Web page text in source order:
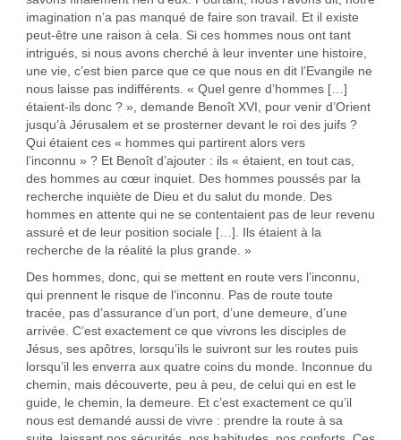
imagination n’a pas manqué de faire son travail. Et il existe
peut-être une raison à cela. Si ces hommes nous ont tant
intrigués, si nous avons cherché à leur inventer une histoire,
une vie, c’est bien parce que ce que nous en dit l’Evangile ne
nous laisse pas indifférents. « Quel genre d’hommes […]
étaient-ils donc ? », demande Benoît XVI, pour venir d’Orient
jusqu’à Jérusalem et se prosterner devant le roi des juifs ?
Qui étaient ces « hommes qui partirent alors vers
l’inconnu » ? Et Benoît d’ajouter : ils « étaient, en tout cas,
des hommes au cœur inquiet. Des hommes poussés par la
recherche inquiète de Dieu et du salut du monde. Des
hommes en attente qui ne se contentaient pas de leur revenu
assuré et de leur position sociale […]. Ils étaient à la
recherche de la réalité la plus grande. »
Des hommes, donc, qui se mettent en route vers l’inconnu,
qui prennent le risque de l’inconnu. Pas de route toute
tracée, pas d’assurance d’un port, d’une demeure, d’une
arrivée. C’est exactement ce que vivrons les disciples de
Jésus, ses apôtres, lorsqu’ils le suivront sur les routes puis
lorsqu’il les enverra aux quatre coins du monde. Inconnue du
chemin, mais découverte, peu à peu, de celui qui en est le
guide, le chemin, la demeure. Et c’est exactement ce qu’il
nous est demandé aussi de vivre : prendre la route à sa